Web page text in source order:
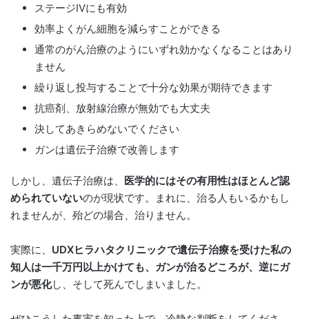
ステージIVにも有効
効率よくがん細胞を減らすことができる
通常のがん治療のようにいずれ効かなくなることはあり
ません
繰り返し投与することで十分な効果が期待できます
抗癌剤、放射線治療が無効でも大丈夫
決してあきらめないでください
ガンは遺伝子治療で改善します
しかし、遺伝子治療は、
医学的にはその有用性はほとんど認
められていないのが現状です。まれに、治る人もいるかもし
れませんが、殆どの場合、治りません。
実際に、 UDXヒラハタクリニックで遺伝子治療を受けた私の
知人は一千万円以上かけても、ガンが治るどころが、逆にガ
ンが悪化し、そして死んでしまいました。